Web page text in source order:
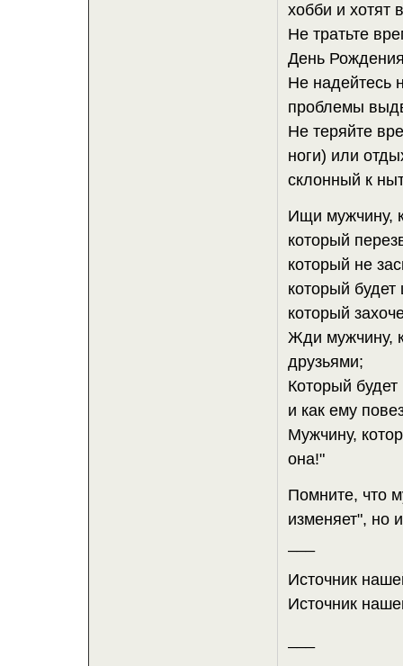
хобби и хотят
Не тратьте
День
Не надейтесь
проблемы
Не теряйте
ноги) или
склонный к
Ищи мужчину,
который
который не
который будет
который
Жди мужчину,
друзьями;
Который
и как ему
Мужчину,
она!"
Помните, что
изменяет", но
Источник
Источник